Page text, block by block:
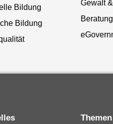
Bildung
Bildung
Gewalt
Themen